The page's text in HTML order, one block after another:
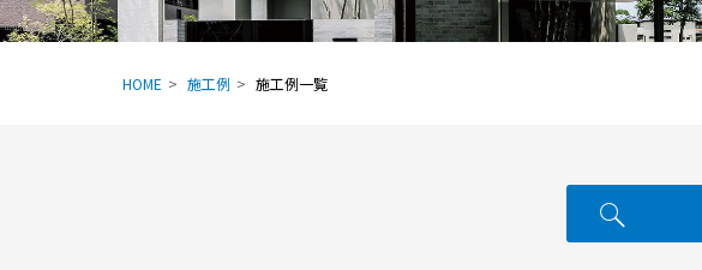
HOME 施工例 施工例一覧